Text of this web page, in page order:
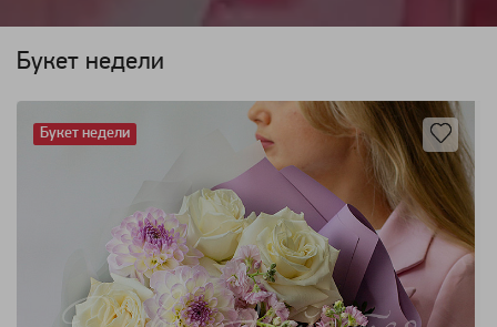
Букет недели
Букет недели